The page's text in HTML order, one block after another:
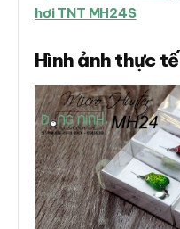
hơi TNT MH24S
Hình ảnh thực tế